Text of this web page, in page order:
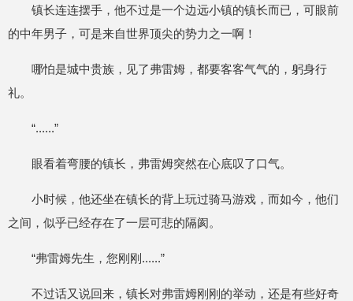
镇长连连摆手，他不过是一个边远小镇的镇长而已，可眼前
的中年男子，可是来自世界顶尖的势力之一啊！
哪怕是城中贵族，见了弗雷姆，都要客客气气的，躬身行
礼。
“......”
眼看着弯腰的镇长，弗雷姆突然在心底叹了口气。
小时候，他还坐在镇长的背上玩过骑马游戏，而如今，他们
之间，似乎已经存在了一层可悲的隔阂。
“弗雷姆先生，您刚刚......”
不过话又说回来，镇长对弗雷姆刚刚的举动，还是有些好奇